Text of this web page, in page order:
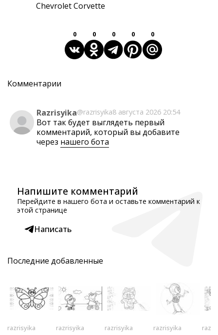
Chevrolet Corvette
0 0 0 0 0
Комментарии
Razrisyika@razrisyika8 августа 2026 20:54
Вот так будет выглядеть первый
комментарий, который вы добавите
через нашего бота
Напишите комментарий
Перейдите в нашего бота и оставьте комментарий к
этой странице
Написать
Последние добавленные
razrisyika razrisyika razrisyika razrisyika